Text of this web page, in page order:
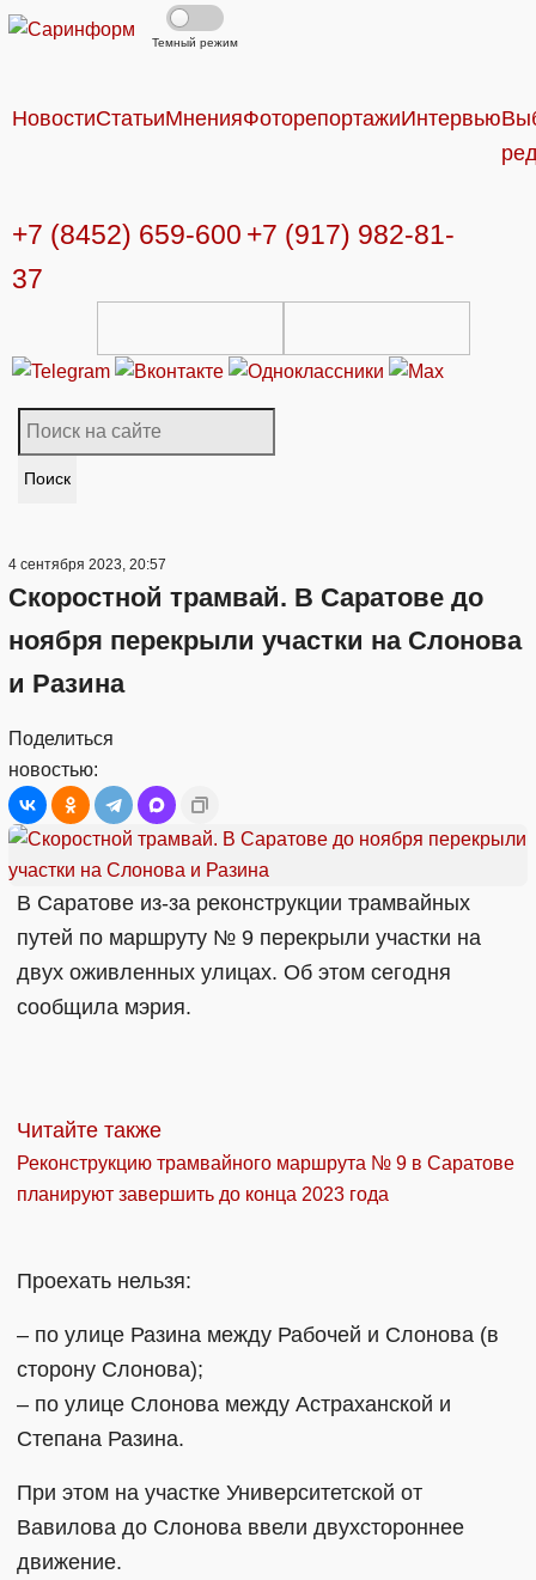
Темный режим
НовостиСтатьиМненияФоторепортажиИнтервью
+7 (8452) 659-600 +7 (917) 982-81-
37
Поиск
4 сентября 2023, 20:57
Скоростной трамвай. В Саратове до
ноября перекрыли участки на Слонова
и Разина
Поделиться
новостью:
В Саратове из-за реконструкции трамвайных
путей по маршруту № 9 перекрыли участки на
двух оживленных улицах. Об этом сегодня
сообщила мэрия.
Читайте также
Реконструкцию трамвайного маршрута № 9 в Саратове
планируют завершить до конца 2023 года
Проехать нельзя:
– по улице Разина между Рабочей и Слонова (в
сторону Слонова);
– по улице Слонова между Астраханской и
Степана Разина.
При этом на участке Университетской от
Вавилова до Слонова ввели двухстороннее
движение.